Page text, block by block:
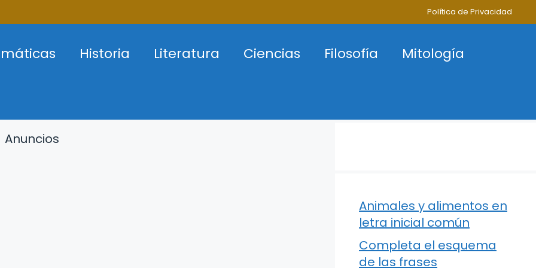
Política de Privacidad
Historia Literatura Ciencias Filosofía
Mitología
Anuncios
Animales y alimentos en
letra inicial común
Completa el esquema
de las frases